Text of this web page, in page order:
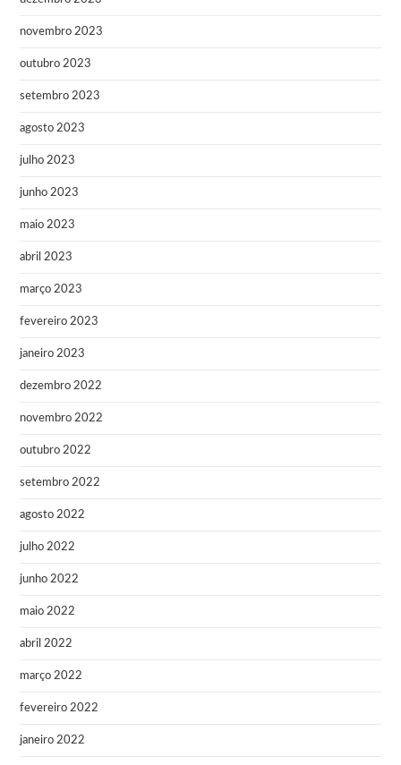
novembro 2023
outubro 2023
setembro 2023
agosto 2023
julho 2023
junho 2023
maio 2023
abril 2023
março 2023
fevereiro 2023
janeiro 2023
dezembro 2022
novembro 2022
outubro 2022
setembro 2022
agosto 2022
julho 2022
junho 2022
maio 2022
abril 2022
março 2022
fevereiro 2022
janeiro 2022